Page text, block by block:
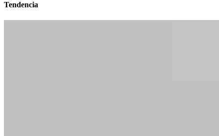
Tendencia